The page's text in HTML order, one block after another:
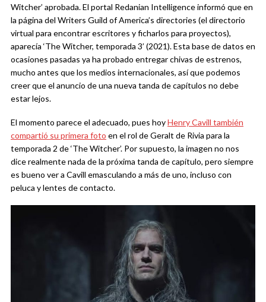
Witcher’ aprobada. El portal Redanian Intelligence informó que en
la página del Writers Guild of America’s directories (el directorio
virtual para encontrar escritores y ficharlos para proyectos),
aparecía ‘The Witcher, temporada 3’ (2021). Esta base de datos en
ocasiones pasadas ya ha probado entregar chivas de estrenos,
mucho antes que los medios internacionales, así que podemos
creer que el anuncio de una nueva tanda de capítulos no debe
estar lejos.
El momento parece el adecuado, pues hoyHenry Cavill también
compartió su primera foto en el rol de Geralt de Rivia para la
temporada 2 de ‘The Witcher’. Por supuesto, la imagen no nos
dice realmente nada de la próxima tanda de capítulo, pero siempre
es bueno ver a Cavill emasculando a más de uno, incluso con
peluca y lentes de contacto.